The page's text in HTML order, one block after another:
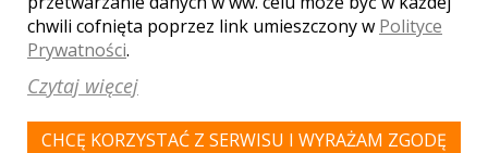
SKONTAKTUJ SIĘ Z LOKALEM,
OTRZYMASZ WYJĄTKOWĄ OFERTĘ
chwili cofnięta poprzez link umieszczony w Polityce
Prywatności.
Czytaj więcej
CHCĘ KORZYSTAĆ Z SERWISU I WYRAŻAM ZGODĘ